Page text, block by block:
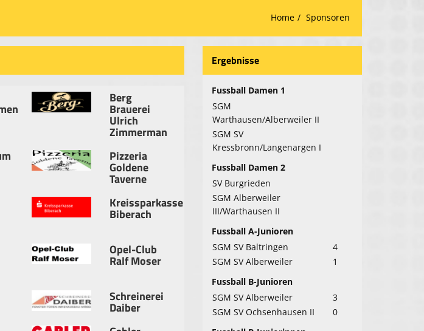
Home Sponsoren
Berg
Brauerei
Ulrich
Zimmerman
Pizzeria
Goldene
Taverne
Kreissparkasse
Biberach
Opel-Club
Ralf Moser
Schreinerei
Daiber
Ergebnisse
Fussball Damen 1
SGM
Warthausen/Alberweiler II
SGM SV
Kressbronn/Langenargen I
Fussball Damen 2
SV Burgrieden
SGM Alberweiler
III/Warthausen II
Fussball A-Junioren
SGM SV Baltringen
4
SGM SV Alberweiler
1
Fussball B-Junioren
SGM SV Alberweiler
3
SGM SV Ochsenhausen II
0